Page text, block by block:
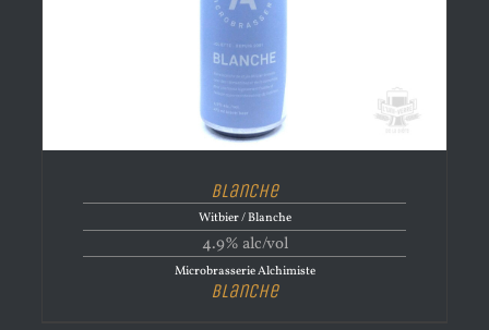
Blanche
Witbier / Blanche
4.9% alc/vol
Microbrasserie Alchimiste
Blanche